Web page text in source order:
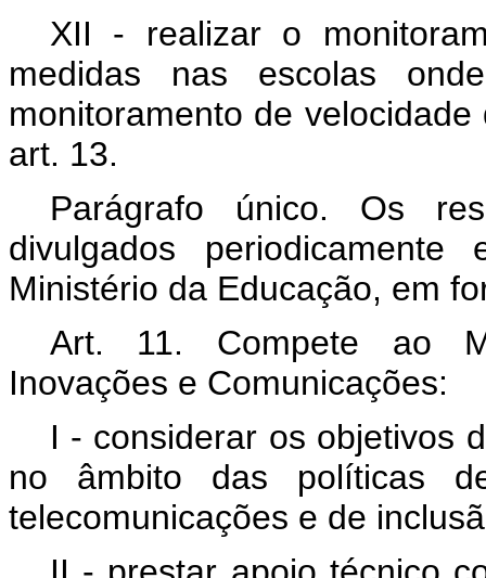
XII - realizar o
medidas nas escolas
monitoramento de
art. 13.
Parágrafo único. Os
divulgados
Ministério da Educação, em
Art. 11. Compete ao
Inovações e Comunicações:
I - considerar os objetivos
no âmbito das políticas
telecomunicações e de